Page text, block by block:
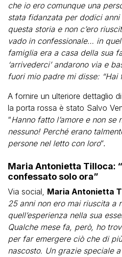
che io ero comunque una
stata fidanzata per dodici
questa storia e non c’ero
vado in confessionale… in
famiglia era a casa della sua
‘arrivederci’ andarono via e
fuori mio padre mi disse: “Hai
A fornire un ulteriore dettaglio
la porta rossa è stato Salvo
“Hanno fatto l’amore e non se
nessuno! Perché erano
persone nel letto con loro“.
Maria Antonietta Tilloca:
confessato solo ora”
Via social, Maria Antonietta
25 anni non ero mai riuscita a
quell’esperienza nella sua
Qualche mese fa, però, ho
per far emergere ciò che di
nascosto. Un grazie speciale